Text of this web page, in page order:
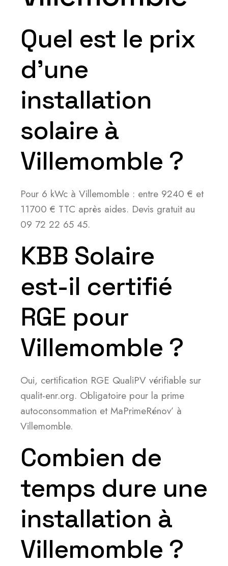
Quel est le prix
d’une
installation
solaire à
Villemomble ?
Pour 6 kWc à Villemomble : entre 9240 € et
11700 € TTC après aides. Devis gratuit au
09 72 22 65 45.
KBB Solaire
est-il certifié
RGE pour
Villemomble ?
Oui, certification RGE QualiPV vérifiable sur
qualit-enr.org. Obligatoire pour la prime
autoconsommation et MaPrimeRénov’ à
Villemomble.
Combien de
temps dure une
installation à
Villemomble ?